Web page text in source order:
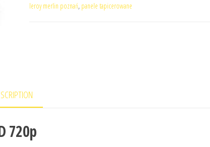
leroy merlin poznań, panele tapicerowane
720p